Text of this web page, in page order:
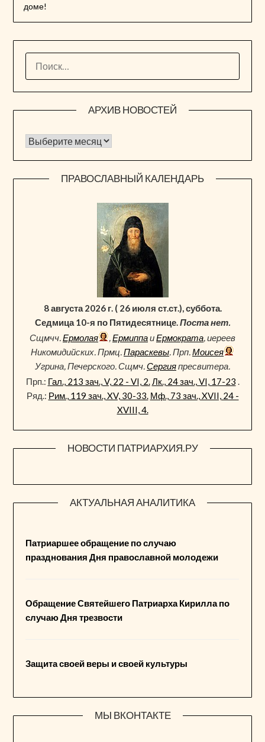
доме!
АРХИВ НОВОСТЕЙ
Архив новостей
ПРАВОСЛАВНЫЙ КАЛЕНДАРЬ
8 августа 2026 г. ( 26 июля ст.ст.), суббота.
Седмица 10-я по Пятидесятнице.Поста нет.
Сщмчч.Ермолая ,ЕрмиппаиЕрмократа, иереев
Никомидийских. Прмц.Параскевы. Прп.Моисея
Угрина, Печерского. Сщмч.Сергияпресвитера.
Прп.: Гал., 213 зач., V, 22 - VI, 2.Лк., 24 зач., VI, 17-23 .
Ряд.: Рим., 119 зач., XV, 30-33. Мф., 73 зач., XVII, 24 -
XVIII, 4.
НОВОСТИ ПАТРИАРХИЯ.РУ
АКТУАЛЬНАЯ АНАЛИТИКА
Патриаршее обращение по случаю
празднования Дня православной молодежи
Обращение Святейшего Патриарха Кирилла по
случаю Дня трезвости
Защита своей веры и своей культуры
МЫ ВКОНТАКТЕ